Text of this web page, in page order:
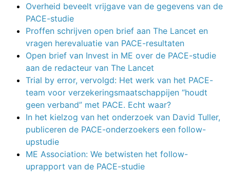
Overheid beveelt vrijgave van de gegevens van de
PACE-studie
Proffen schrijven open brief aan The Lancet en
vragen herevaluatie van PACE-resultaten
Open brief van Invest in ME over de PACE-studie
aan de redacteur van The Lancet
Trial by error, vervolgd: Het werk van het PACE-
team voor verzekeringsmaatschappijen “houdt
geen verband” met PACE. Echt waar?
In het kielzog van het onderzoek van David Tuller,
publiceren de PACE-onderzoekers een follow-
upstudie
ME Association: We betwisten het follow-
uprapport van de PACE-studie